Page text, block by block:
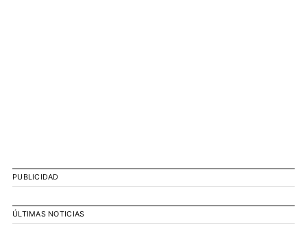
PUBLICIDAD
ÚLTIMAS NOTICIAS